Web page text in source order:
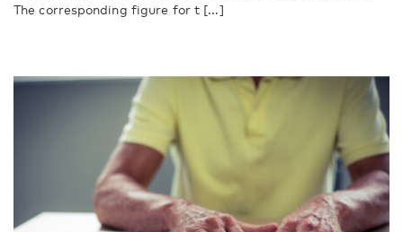
The corresponding figure for t [...]